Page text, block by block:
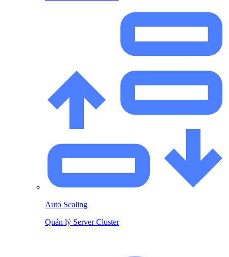
Auto Scaling
Quản lý Server Cluster